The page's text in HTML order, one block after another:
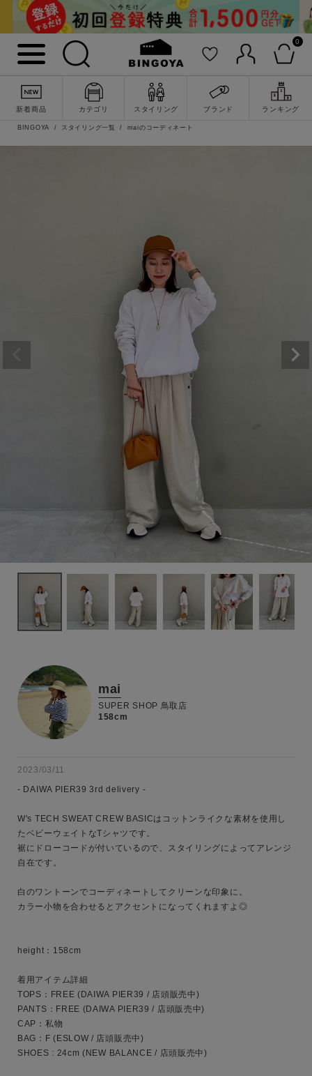
0
新着商品 カテゴリ スタイリング ブランド ランキング
キーワード
性別
カテゴリ
BINGOYA スタイリング一覧 maiのコーディネート
mai
SUPER SHOP 鳥取店
158cm
2023/03/11
- DAIWA PIER39 3rd delivery -
W's TECH SWEAT CREW BASICはコットンライクな素材を使用し
たベビーウェイトなTシャツです。
裾にドローコードが付いているので、スタイリングによってアレンジ
自在です。
白のワントーンでコーディネートしてクリーンな印象に。
カラー小物を合わせるとアクセントになってくれますよ◎
height：158cm
着用アイテム詳細
TOPS：FREE (DAIWA PIER39 / 店頭販売中)
PANTS：FREE (DAIWA PIER39 / 店頭販売中)
CAP：私物
BAG：F (ESLOW / 店頭販売中)
SHOES : 24cm (NEW BALANCE / 店頭販売中)